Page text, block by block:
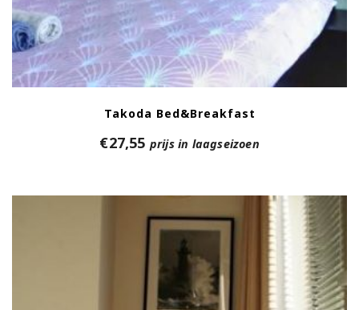
Takoda Bed&Breakfast
€27,55 prijs in laagseizoen